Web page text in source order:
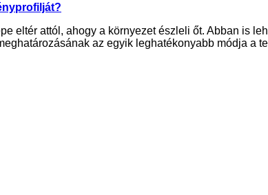
eltér attól, ahogy a környezet észleli őt. Abban is
az egyik leghatékonyabb módja a